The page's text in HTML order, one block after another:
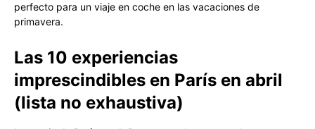
perfecto para un viaje en coche en las vacaciones de
primavera.
Las 10 experiencias
imprescindibles en París en abril
(lista no exhaustiva)